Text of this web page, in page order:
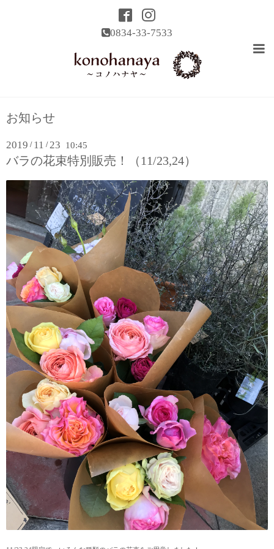
0834-33-7533
お知らせ
2019 / 11 /23 10:45
バラの花束特別販売！（11/23,24）